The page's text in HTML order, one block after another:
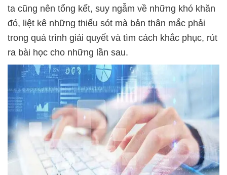
ta cũng nên tổng kết, suy ngẫm về những khó khăn
đó, liệt kê những thiếu sót mà bản thân mắc phải
trong quá trình giải quyết và tìm cách khắc phục, rút